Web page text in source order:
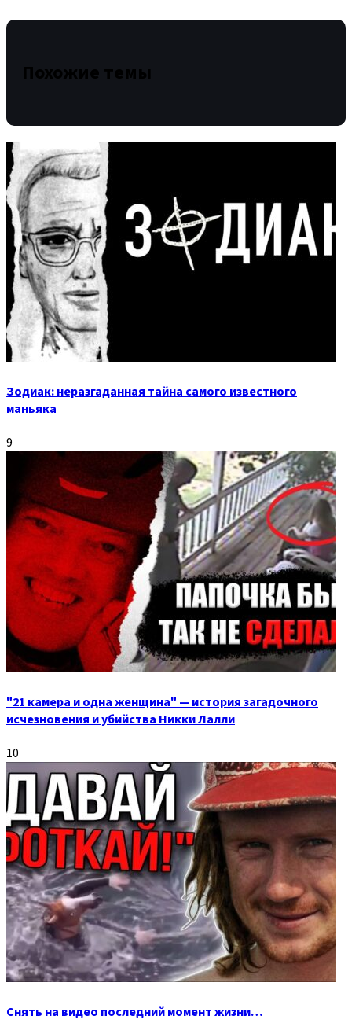
Похожие темы
Зодиак: неразгаданная тайна самого известного
маньяка
9
"21 камера и одна женщина" — история загадочного
исчезновения и убийства Никки Лалли
10
Снять на видео последний момент жизни…